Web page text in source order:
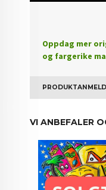
Oppdag mer
og fargerike
VI ANBEFALER